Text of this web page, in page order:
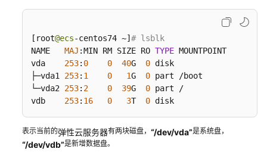
户
指
[ root@ecs-centos74 ~] # lsblk
NAME MAJ :MIN RM SIZE RO TYPE MOUNTPOINT
vda 253: 0 0 40G 0 disk
├─vda1 253: 1 0 1G 0 part /boot
└─vda2 253: 2 0 39G 0 part /
vdb 253: 16 0 3T 0 disk
表示当前的弹性云服务器有两块磁盘， “/dev/vda”是系统盘，
“/dev/vdb”是新增数据盘。